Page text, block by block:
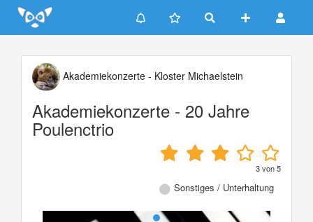
Update cookies preferences
Akademiekonzerte - Kloster Michaelstein
Akademiekonzerte - 20 Jahre
Poulenctrio
3von5
Sonstiges / Unterhaltung